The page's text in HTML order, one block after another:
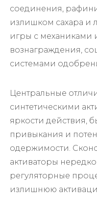
соединения,
излишком сахара и
игры с механиками
вознаграждения,
системами
Центральные
синтетическими
яркости действия,
привыкания и
одержимости.
активаторы
регуляторные
излишнюю